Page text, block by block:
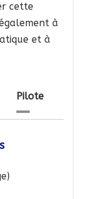
cette
à
et à
Pilote